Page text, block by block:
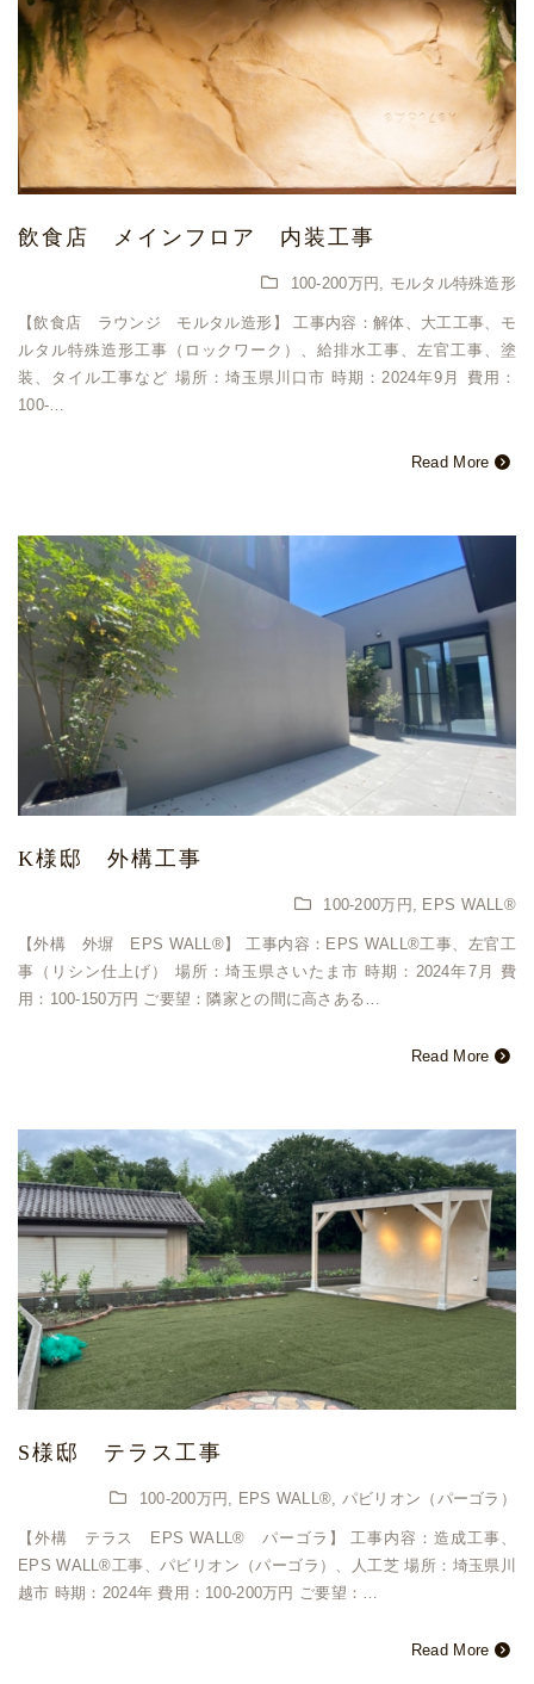
飲食店 メインフロア 内装工事
100-200万円 , モルタル特殊造形
【飲食店 ラウンジ モルタル造形】 工事内容：解体、大工工事、モ
ルタル特殊造形工事（ロックワーク）、給排水工事、左官工事、塗
装、タイル工事など 場所：埼玉県川口市 時期：2024年9月 費用：
100-…
Read More
K様邸 外構工事
100-200万円 , EPS WALL®
【外構 外塀 EPS WALL®︎】 工事内容：EPS WALL®︎工事、左官工
事（リシン仕上げ） 場所：埼玉県さいたま市 時期：2024年7月 費
用：100-150万円 ご要望：隣家との間に高さある…
Read More
S様邸 テラス工事
100-200万円 , EPS WALL®, パビリオン（パーゴラ）
【外構 テラス EPS WALL®︎ パーゴラ】 工事内容：造成工事、
EPS WALL®︎工事、パビリオン（パーゴラ）、人工芝 場所：埼玉県川
越市 時期：2024年 費用：100-200万円 ご要望：…
Read More